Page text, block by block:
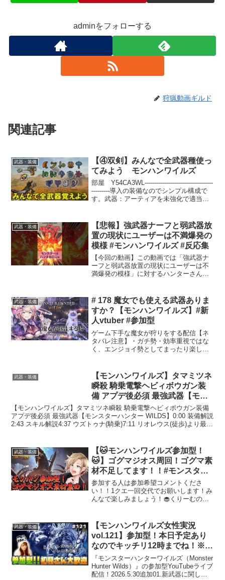
adminをフォローする
狩猟動画ギルド
関連記事
武器・装備
【④双剣】みんなで全武器種使っ
てみよう モンハンワイルズ
部屋 Y54CA3WL----------------------------------
---------導入の装備なのでシンプル構成で
す。武器：アーティアを未強化で適当に
武器・装備
【悲報】強武器ナーフと弱武器放
置の現状にユーザーは不満爆発の
模様 #モンハンワイルズ #反応集
【今回の動画】この動画では「強武器ナ
ーフと弱武器放置の現状にユーザーは不
満爆発の模様」に対するハンターさんた
玄野武宏,ずんだもん,剣崎雌雄,青山龍星
モンスターハンターワ...
武器・装備
# 178 魔女でも使える武器ありま
すか？【モンハンワイルズ】#新
人vtuber #参加型
ゲーム下手な魔女が狩りをする配信【ネ
タバレ注意】・ガチ勢・効率重視ではな
く、エンジョイ勢としてまったり楽しみ
過ごしてもらえたら嬉しいです✨（※写
真を撮ったり、踊ったりお...
武器・装備
【モンハンワイルズ】タマミツネ
瞬殺 騎乗電撃ヘビィボウガン装
備 アプデ後必須 最強武器【モン
スターハンター WILDS】
【モンハンワイルズ】タマミツネ瞬殺 騎乗電撃ヘビィボウガン装備
アプデ後必須 最強武器【モンスターハンター WILDS】0:00 装備解説
2:43 スキル解説4:37 ウズトゥナ(騎乗)7:11 リオレウス(徒歩)より最強
武器・装備
【🐱モンハンワイルズ参加型！
🐱】ゴグマジオス周回！ゴグマ素
材不足してます！！#モンスター
ハンターワイルズ #vtuber
参加する人は参加希望コメントくださ
い！！1クエ一回交代でお願いします！み
んなで楽しみましょう！🧁くりーむのリ
日々動画作成や配信を頑張っていま
す！！【今年の目標】登...
武器・装備
【モンハンワイルズ女性実況
vol.121】参加型！本日予定あり
なのでキッチリ12時までね！※概
要欄一度読んでね！（5/30追加）
【MHWilds/ライブ配信】
『モンスターハンターワイルズ（Monster
Hunter Wilds）』の参加型YouTubeライブ
配信！2026.5.30追加01.新武器に関して